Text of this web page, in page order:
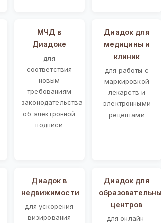
МЧД в
Диадоке
для
соответствия
новым
требованиям
законодательства
об электронной
подписи
Диадок для
медицины и
клиник
для работы с
маркировкой
лекарств и
электронными
рецептами
Диадок в
недвижимости
для ускорения
визирования
Диадок для
центров
для онлайн-